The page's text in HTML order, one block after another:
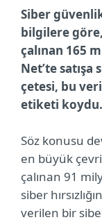
Siber
bilgilere
çalınan 165
Net’te satışa
çetesi, bu
etiketi koydu.
Söz konusu
en büyük
çalınan 91
siber
verilen bir